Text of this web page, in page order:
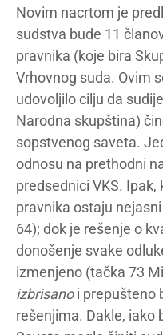
Novim nacrtom je
sudstva bude 11
pravnika (koje bira
Vrhovnog suda. Ovim
udovoljilo cilju da
Narodna skupština)
sopstvenog saveta.
odnosu na prethodni
predsednici VKS.
pravnika ostaju
64); dok je rešenje o
donošenje svake
izmenjeno (tačka 73
izbrisanoi prepušteno
rešenjima. Dakle, iako